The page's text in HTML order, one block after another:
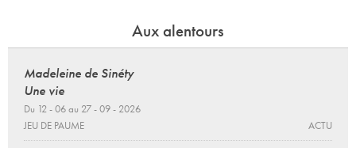
Aux alentours
Madeleine de Sinéty
Une vie
Du 12 - 06 au 27 - 09 - 2026
JEU DE PAUME
ACTU